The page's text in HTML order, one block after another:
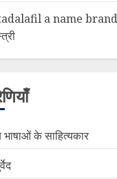
a name
भाषाओं के साहित्यकार